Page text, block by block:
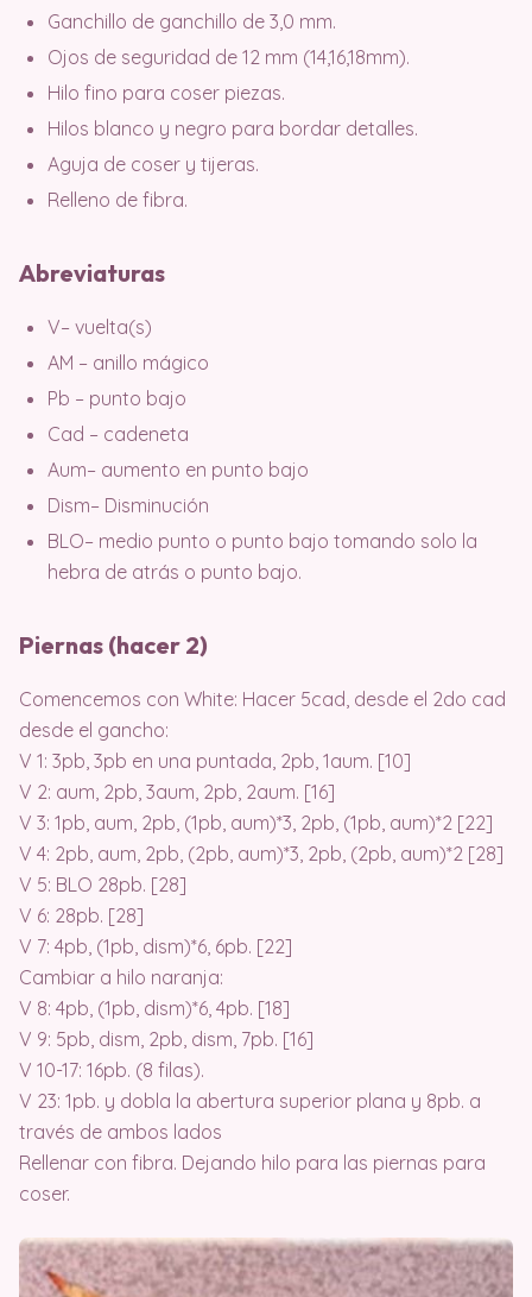
Ganchillo de ganchillo de 3,0 mm.
Ojos de seguridad de 12 mm (14,16,18mm).
Hilo fino para coser piezas.
Hilos blanco y negro para bordar detalles.
Aguja de coser y tijeras.
Relleno de fibra.
Abreviaturas
V– vuelta(s)
AM – anillo mágico
Pb – punto bajo
Cad – cadeneta
Aum– aumento en punto bajo
Dism– Disminución
BLO– medio punto o punto bajo tomando solo la
hebra de atrás o punto bajo.
Piernas (hacer 2)
Comencemos con White: Hacer 5cad, desde el 2do cad
desde el gancho:
V 1: 3pb, 3pb en una puntada, 2pb, 1aum. [10]
V 2: aum, 2pb, 3aum, 2pb, 2aum. [16]
V 3: 1pb, aum, 2pb, (1pb, aum)*3, 2pb, (1pb, aum)*2 [22]
V 4: 2pb, aum, 2pb, (2pb, aum)*3, 2pb, (2pb, aum)*2 [28]
V 5: BLO 28pb. [28]
V 6: 28pb. [28]
V 7: 4pb, (1pb, dism)*6, 6pb. [22]
Cambiar a hilo naranja:
V 8: 4pb, (1pb, dism)*6, 4pb. [18]
V 9: 5pb, dism, 2pb, dism, 7pb. [16]
V 10-17: 16pb. (8 filas).
V 23: 1pb. y dobla la abertura superior plana y 8pb. a
través de ambos lados
Rellenar con fibra. Dejando hilo para las piernas para
coser.